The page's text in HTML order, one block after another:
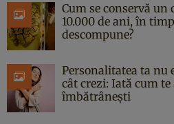
Cum se conservă un
10.000 de ani, în
descompune?
Personalitatea ta nu
cât crezi: Iată cum
îmbătrânești